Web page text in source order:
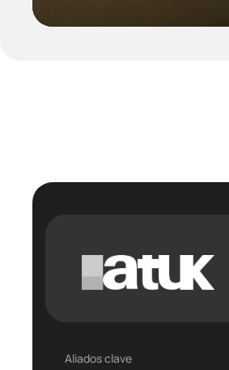
Aliados clave